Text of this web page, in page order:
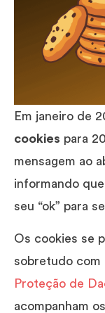
Em janeiro de
cookies para
mensagem ao
informando
seu “ok” para
Os cookies se
sobretudo com
Proteção de
acompanham